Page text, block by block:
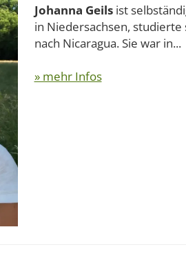
Johanna Geilsist
in Niedersachsen,
nach Nicaragua. Sie war in...
» mehr Infos